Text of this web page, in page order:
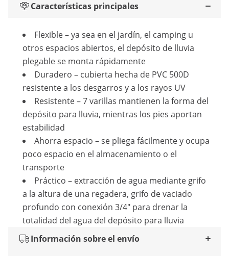
Características principales
Flexible – ya sea en el jardín, el camping u
otros espacios abiertos, el depósito de lluvia
plegable se monta rápidamente
Duradero – cubierta hecha de PVC 500D
resistente a los desgarros y a los rayos UV
Resistente – 7 varillas mantienen la forma del
depósito para lluvia, mientras los pies aportan
estabilidad
Ahorra espacio – se pliega fácilmente y ocupa
poco espacio en el almacenamiento o el
transporte
Práctico – extracción de agua mediante grifo
a la altura de una regadera, grifo de vaciado
profundo con conexión 3/4" para drenar la
totalidad del agua del depósito para lluvia
Información sobre el envío